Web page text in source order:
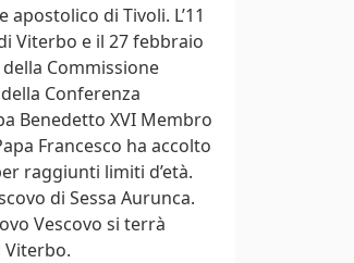
di Tivoli. L’11
Viterbo e il 27 febbraio
Commissione
Conferenza
Benedetto XVI Membro
Francesco ha accolto
raggiunti limiti d’età.
di Sessa Aurunca.
Vescovo si terrà
Viterbo.